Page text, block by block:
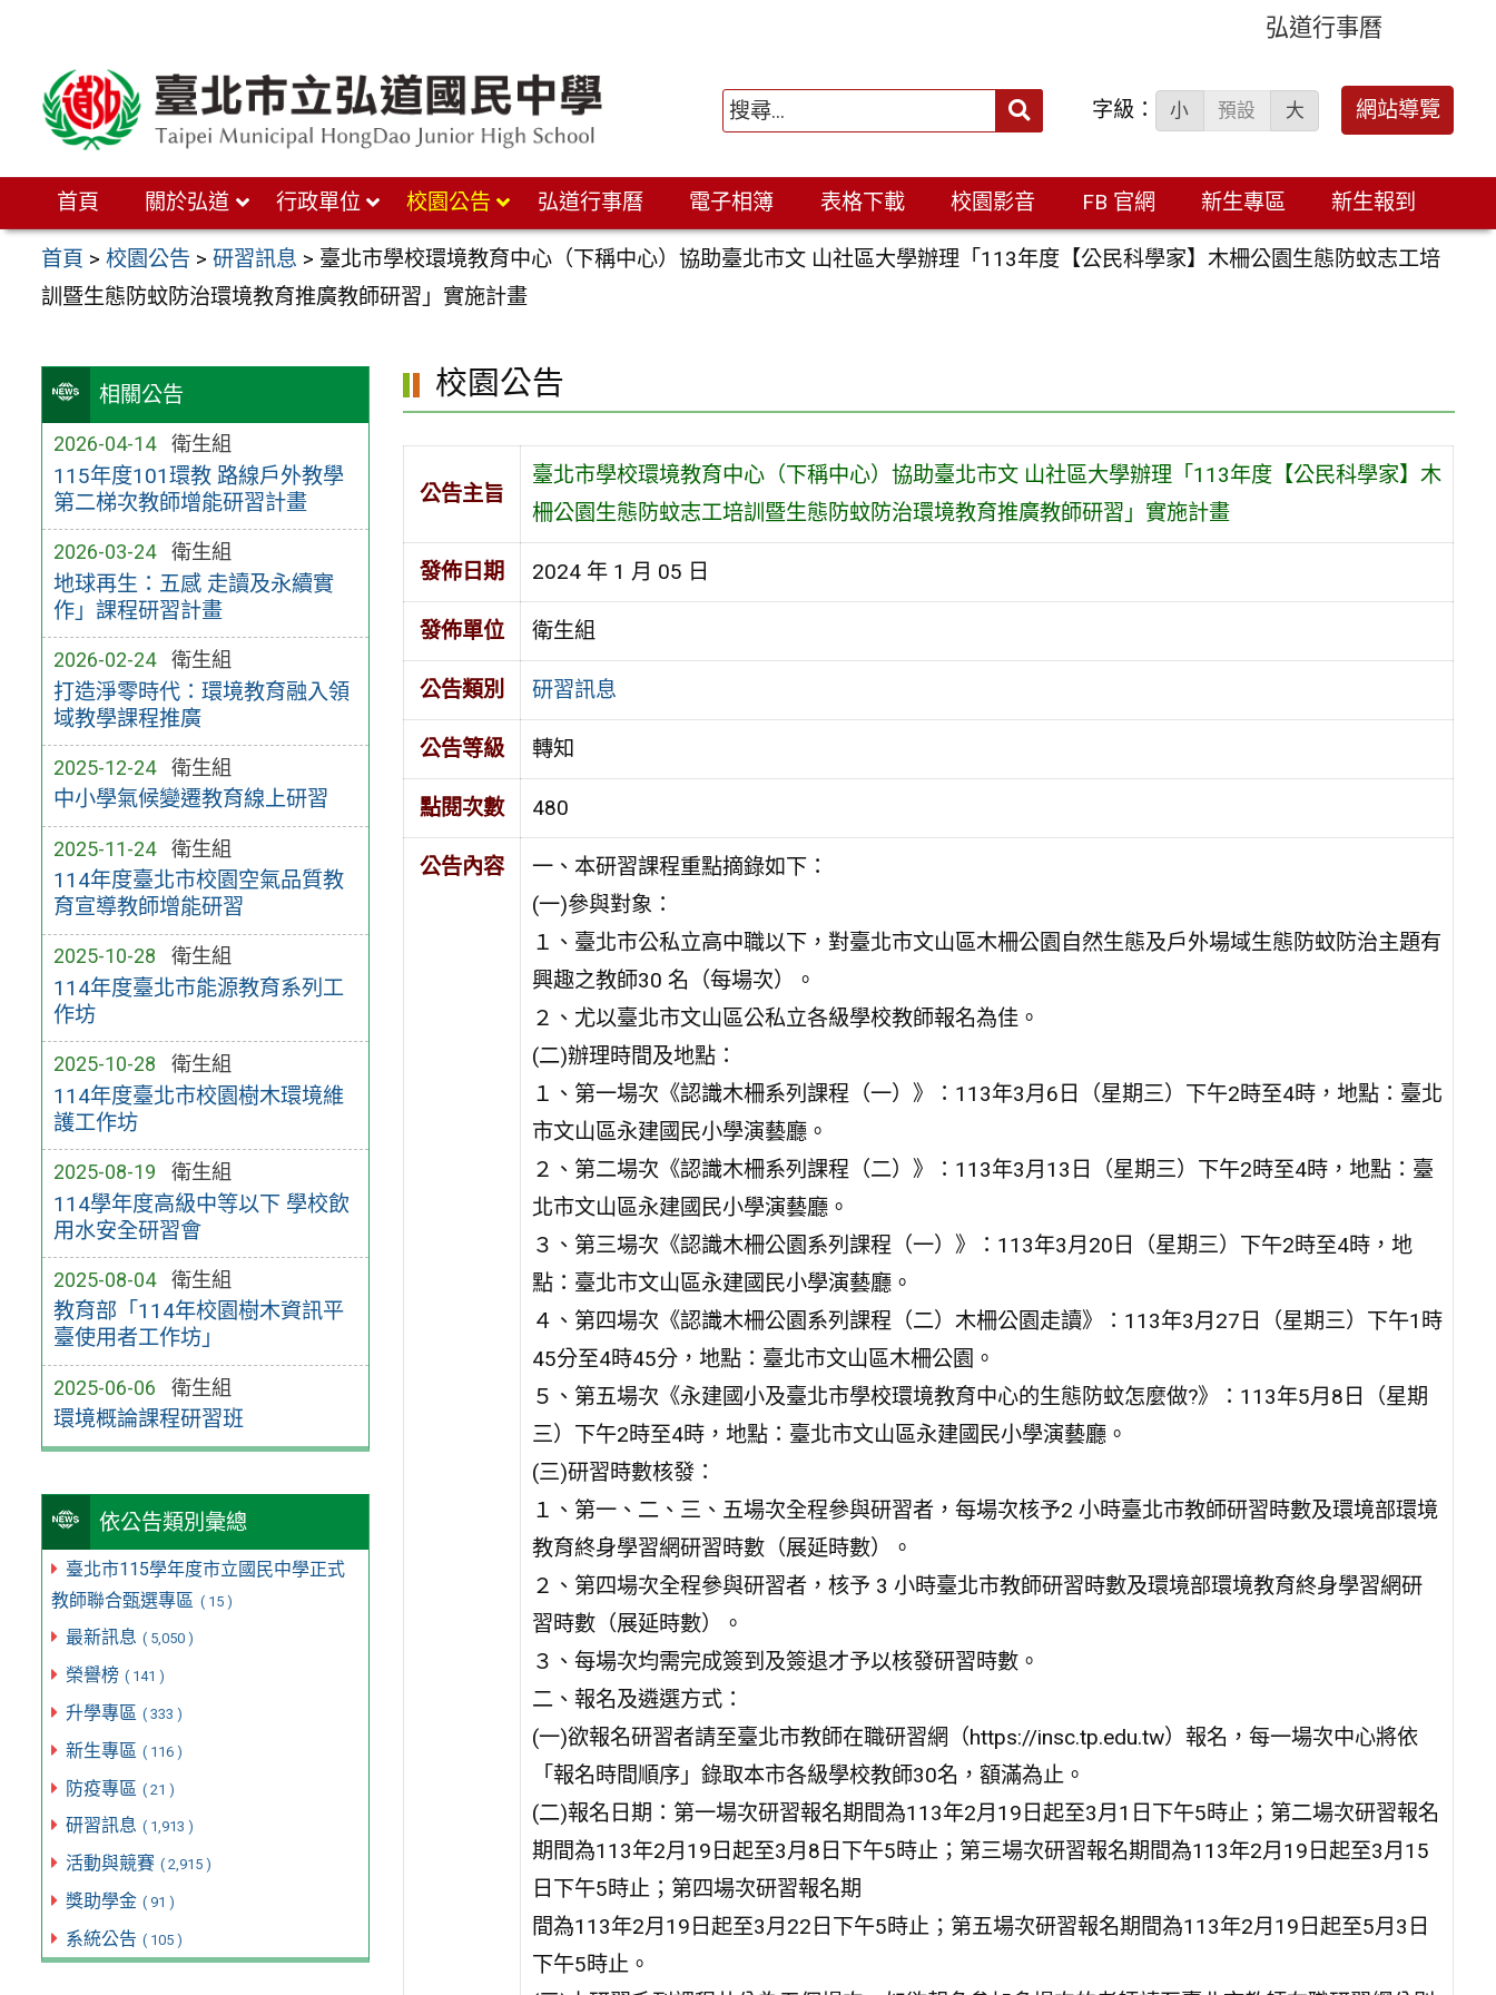
弘道行事曆
搜
字級： 小 預設 大 網站導覽
首頁 關於弘道 行政單位 校園公告 弘道行事曆 電子相簿 表格下載 校園影音 FB 官網 新生專區 新生報到
首頁 >校園公告 >研習訊息 > 臺北市學校環境教育中心（下稱中心）協助臺北市文 山社區大學辦理「113年度【公民科學家】木柵公園生態防蚊志工培
訓暨生態防蚊防治環境教育推廣教師研習」實施計畫
相關公告
2026-04-14 衛生組
115年度101環教 路線戶外教學
第二梯次教師增能研習計畫
2026-03-24 衛生組
地球再生：五感 走讀及永續實
作」課程研習計畫
2026-02-24 衛生組
打造淨零時代：環境教育融入領
域教學課程推廣
2025-12-24 衛生組
中小學氣候變遷教育線上研習
2025-11-24 衛生組
114年度臺北市校園空氣品質教
育宣導教師增能研習
2025-10-28 衛生組
114年度臺北市能源教育系列工
作坊
2025-10-28 衛生組
114年度臺北市校園樹木環境維
護工作坊
2025-08-19 衛生組
114學年度高級中等以下 學校飲
用水安全研習會
2025-08-04 衛生組
教育部「114年校園樹木資訊平
臺使用者工作坊」
2025-06-06 衛生組
環境概論課程研習班
依公告類別彙總
臺北市115學年度市立國民中學正式
教師聯合甄選專區 ( 15 )
最新訊息 ( 5,050 )
榮譽榜 ( 141 )
升學專區 ( 333 )
新生專區 ( 116 )
防疫專區 ( 21 )
研習訊息 ( 1,913 )
活動與競賽 ( 2,915 )
獎助學金 ( 91 )
系統公告 ( 105 )
校園公告
公告主旨
臺北市學校環境教育中心（下稱中心）協助臺北市文 山社區大學辦理「113年度【公民科學家】木
柵公園生態防蚊志工培訓暨生態防蚊防治環境教育推廣教師研習」實施計畫
發佈日期 2024 年 1 月 05 日
發佈單位 衛生組
公告類別 研習訊息
公告等級 轉知
點閱次數 480
公告內容
一、本研習課程重點摘錄如下：
(一)參與對象：
１、臺北市公私立高中職以下，對臺北市文山區木柵公園自然生態及戶外場域生態防蚊防治主題有
興趣之教師30 名（每場次）。
２、尤以臺北市文山區公私立各級學校教師報名為佳。
(二)辦理時間及地點：
１、第一場次《認識木柵系列課程（一）》：113年3月6日（星期三）下午2時至4時，地點：臺北
市文山區永建國民小學演藝廳。
２、第二場次《認識木柵系列課程（二）》：113年3月13日（星期三）下午2時至4時，地點：臺
北市文山區永建國民小學演藝廳。
３、第三場次《認識木柵公園系列課程（一）》：113年3月20日（星期三）下午2時至4時，地
點：臺北市文山區永建國民小學演藝廳。
４、第四場次《認識木柵公園系列課程（二）木柵公園走讀》：113年3月27日（星期三）下午1時
45分至4時45分，地點：臺北市文山區木柵公園。
５、第五場次《永建國小及臺北市學校環境教育中心的生態防蚊怎麼做?》：113年5月8日（星期
三）下午2時至4時，地點：臺北市文山區永建國民小學演藝廳。
(三)研習時數核發：
１、第一、二、三、五場次全程參與研習者，每場次核予2 小時臺北市教師研習時數及環境部環境
教育終身學習網研習時數（展延時數）。
２、第四場次全程參與研習者，核予 3 小時臺北市教師研習時數及環境部環境教育終身學習網研
習時數（展延時數）。
３、每場次均需完成簽到及簽退才予以核發研習時數。
二、報名及遴選方式：
(一)欲報名研習者請至臺北市教師在職研習網（https://insc.tp.edu.tw）報名，每一場次中心將依
「報名時間順序」錄取本市各級學校教師30名，額滿為止。
(二)報名日期：第一場次研習報名期間為113年2月19日起至3月1日下午5時止；第二場次研習報名
期間為113年2月19日起至3月8日下午5時止；第三場次研習報名期間為113年2月19日起至3月15
日下午5時止；第四場次研習報名期
間為113年2月19日起至3月22日下午5時止；第五場次研習報名期間為113年2月19日起至5月3日
下午5時止。